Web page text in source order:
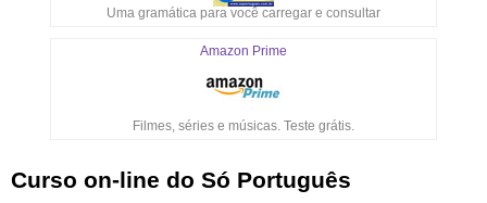
Uma gramática para você carregar e consultar
Amazon Prime
Filmes, séries e músicas. Teste grátis.
Curso on-line do Só Português